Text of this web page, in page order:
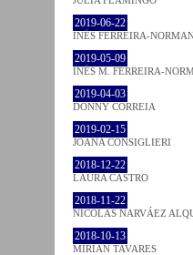
2019-06-22
INÊS FERREIRA-
2019-05-09
INÊS M. FERREIRA-
2019-04-03
DONNY CORREIA
2019-02-15
JOANA CONSIGLIERI
2018-12-22
LAURA CASTRO
2018-11-22
NICOLÁS NARVÁEZ
2018-10-13
MIRIAN TAVARES